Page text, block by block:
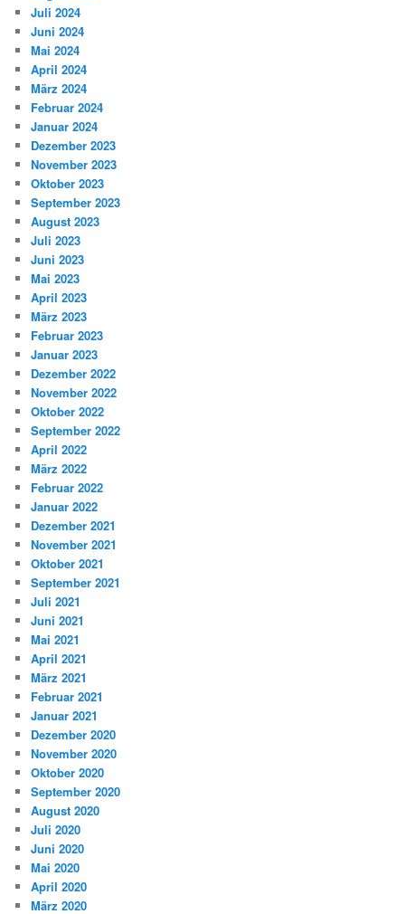
Juli 2024
Juni 2024
Mai 2024
April 2024
März 2024
Februar 2024
Januar 2024
Dezember 2023
November 2023
Oktober 2023
September 2023
August 2023
Juli 2023
Juni 2023
Mai 2023
April 2023
März 2023
Februar 2023
Januar 2023
Dezember 2022
November 2022
Oktober 2022
September 2022
April 2022
März 2022
Februar 2022
Januar 2022
Dezember 2021
November 2021
Oktober 2021
September 2021
Juli 2021
Juni 2021
Mai 2021
April 2021
März 2021
Februar 2021
Januar 2021
Dezember 2020
November 2020
Oktober 2020
September 2020
August 2020
Juli 2020
Juni 2020
Mai 2020
April 2020
März 2020